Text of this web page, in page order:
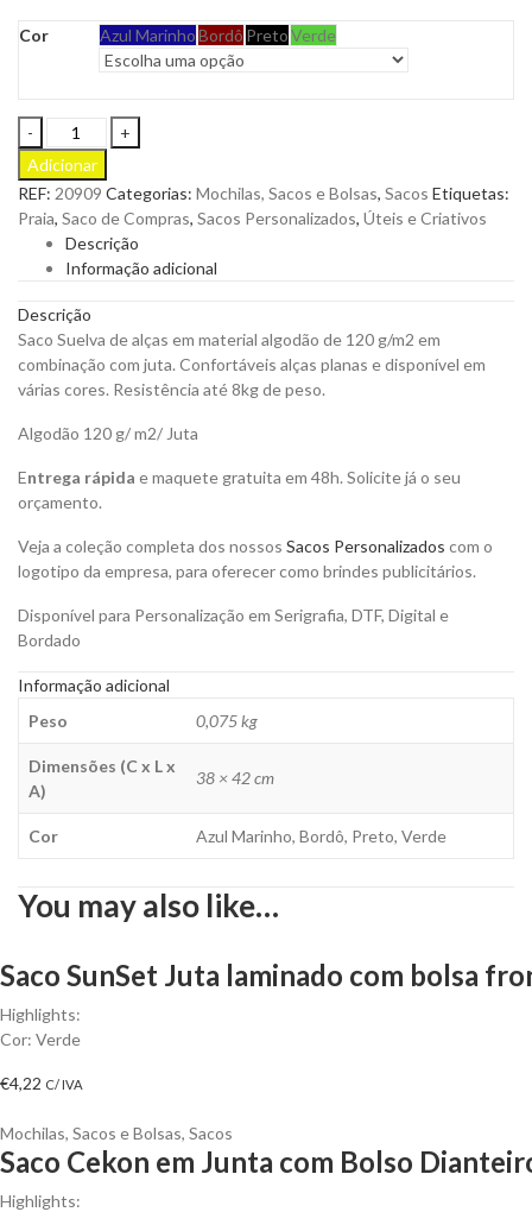
Cor Azul MarinhoBordô PretoVerde
Saco
Suelva
de
alças
em
Algodão
e
para
Personalizar
quantity
Adicionar
REF: 20909 Categorias: Mochilas, Sacos e Bolsas, Sacos Etiquetas:
Praia, Saco de Compras, Sacos Personalizados, Úteis e Criativos
Descrição
Informação adicional
Descrição
Saco Suelva de alças em material algodão de 120 g/m2 em
combinação com juta. Confortáveis alças planas e disponível em
várias cores. Resistência até 8kg de peso.
Algodão 120 g/ m2/ Juta
Entrega rápida e maquete gratuita em 48h. Solicite já o seu
orçamento.
Veja a coleção completa dos nossos Sacos Personalizados com o
logotipo da empresa, para oferecer como brindes publicitários.
Disponível para Personalização em Serigrafia, DTF, Digital e
Bordado
Informação adicional
Peso
0,075 kg
Dimensões (C x L x
A)
38 × 42 cm
Cor Azul Marinho, Bordô, Preto, Verde
You may also like…
Saco SunSet Juta laminado com bolsa
Highlights:
Cor: Verde
€4,22 C/ IVA
Mochilas, Sacos e Bolsas, Sacos
Saco Cekon em Junta com Bolso
Highlights: